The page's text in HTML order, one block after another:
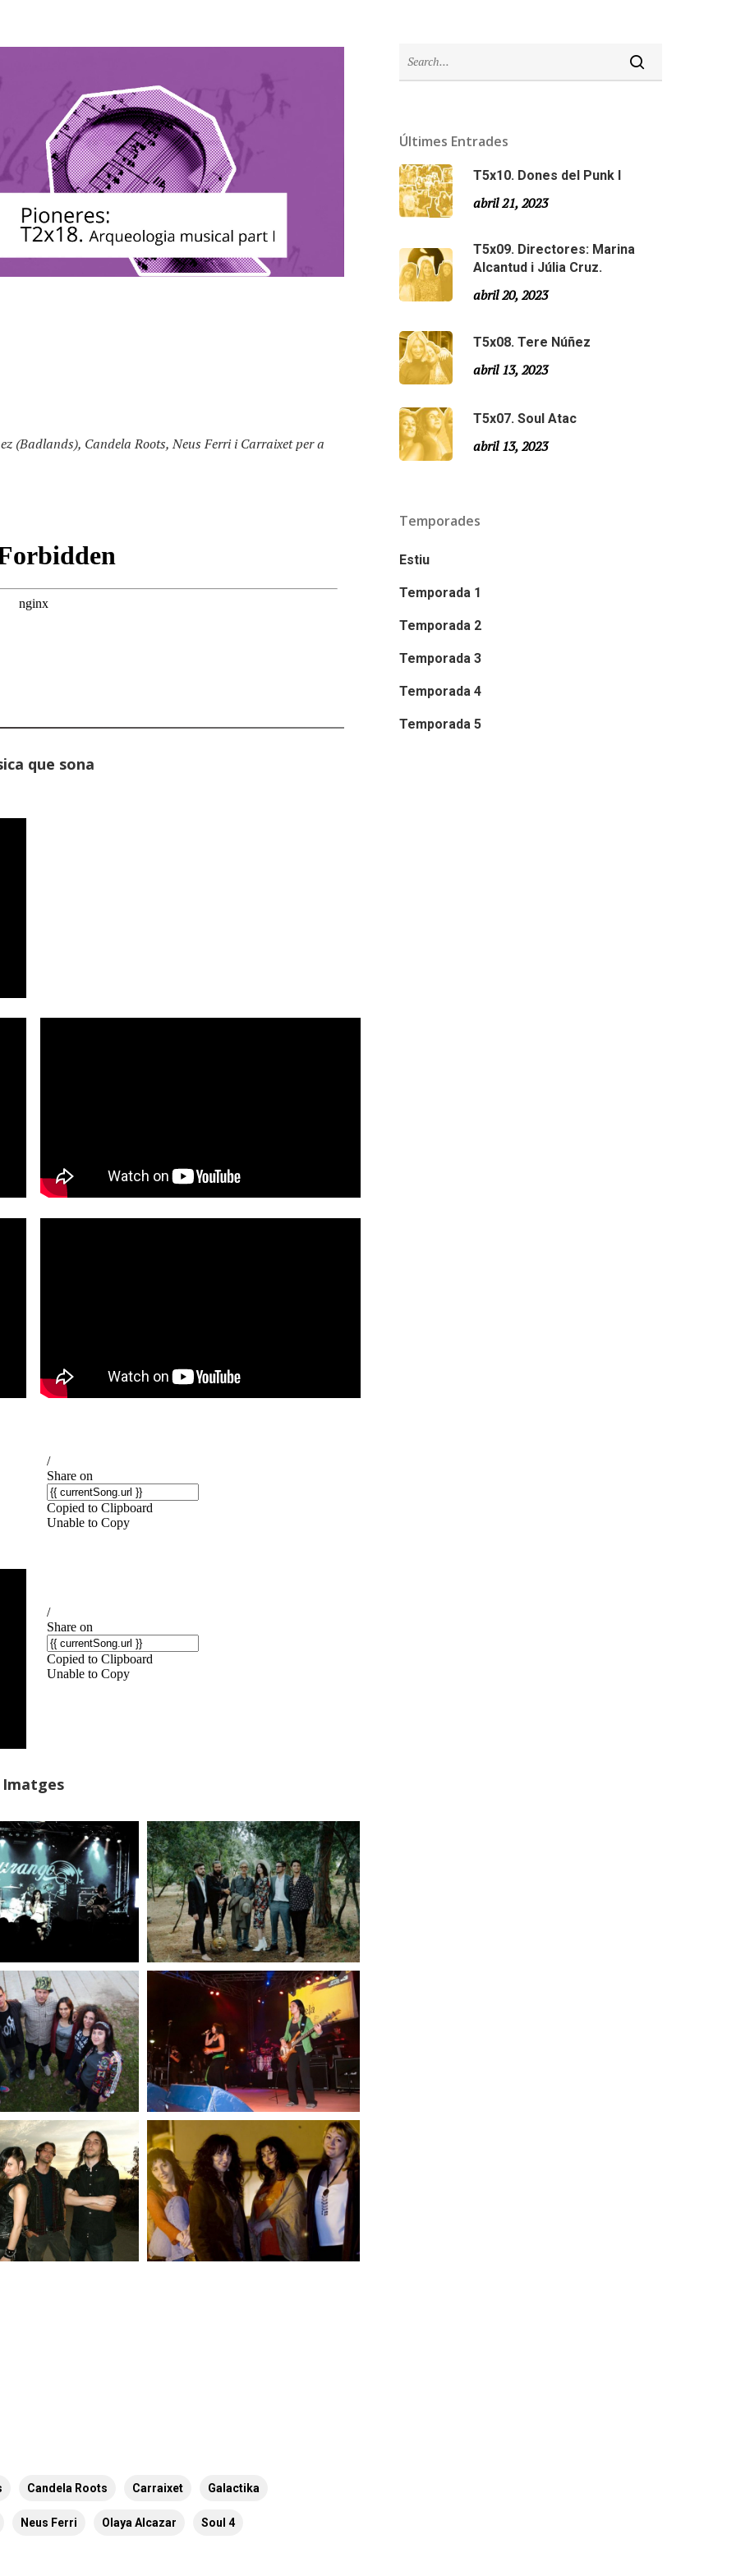
(Badlands), Candela Roots, Neus Ferri i Carraixet per a
que sona
Imatges
Candela Roots Carraixet Galactika
Neus Ferri Olaya Alcazar Soul 4
Últimes Entrades
T5x10. Dones del Punk I
abril 21, 2023
T5x09. Directores: Marina
Alcantud i Júlia Cruz.
abril 20, 2023
T5x08. Tere Núñez
abril 13, 2023
T5x07. Soul Atac
abril 13, 2023
Temporades
Estiu
Temporada 1
Temporada 2
Temporada 3
Temporada 4
Temporada 5